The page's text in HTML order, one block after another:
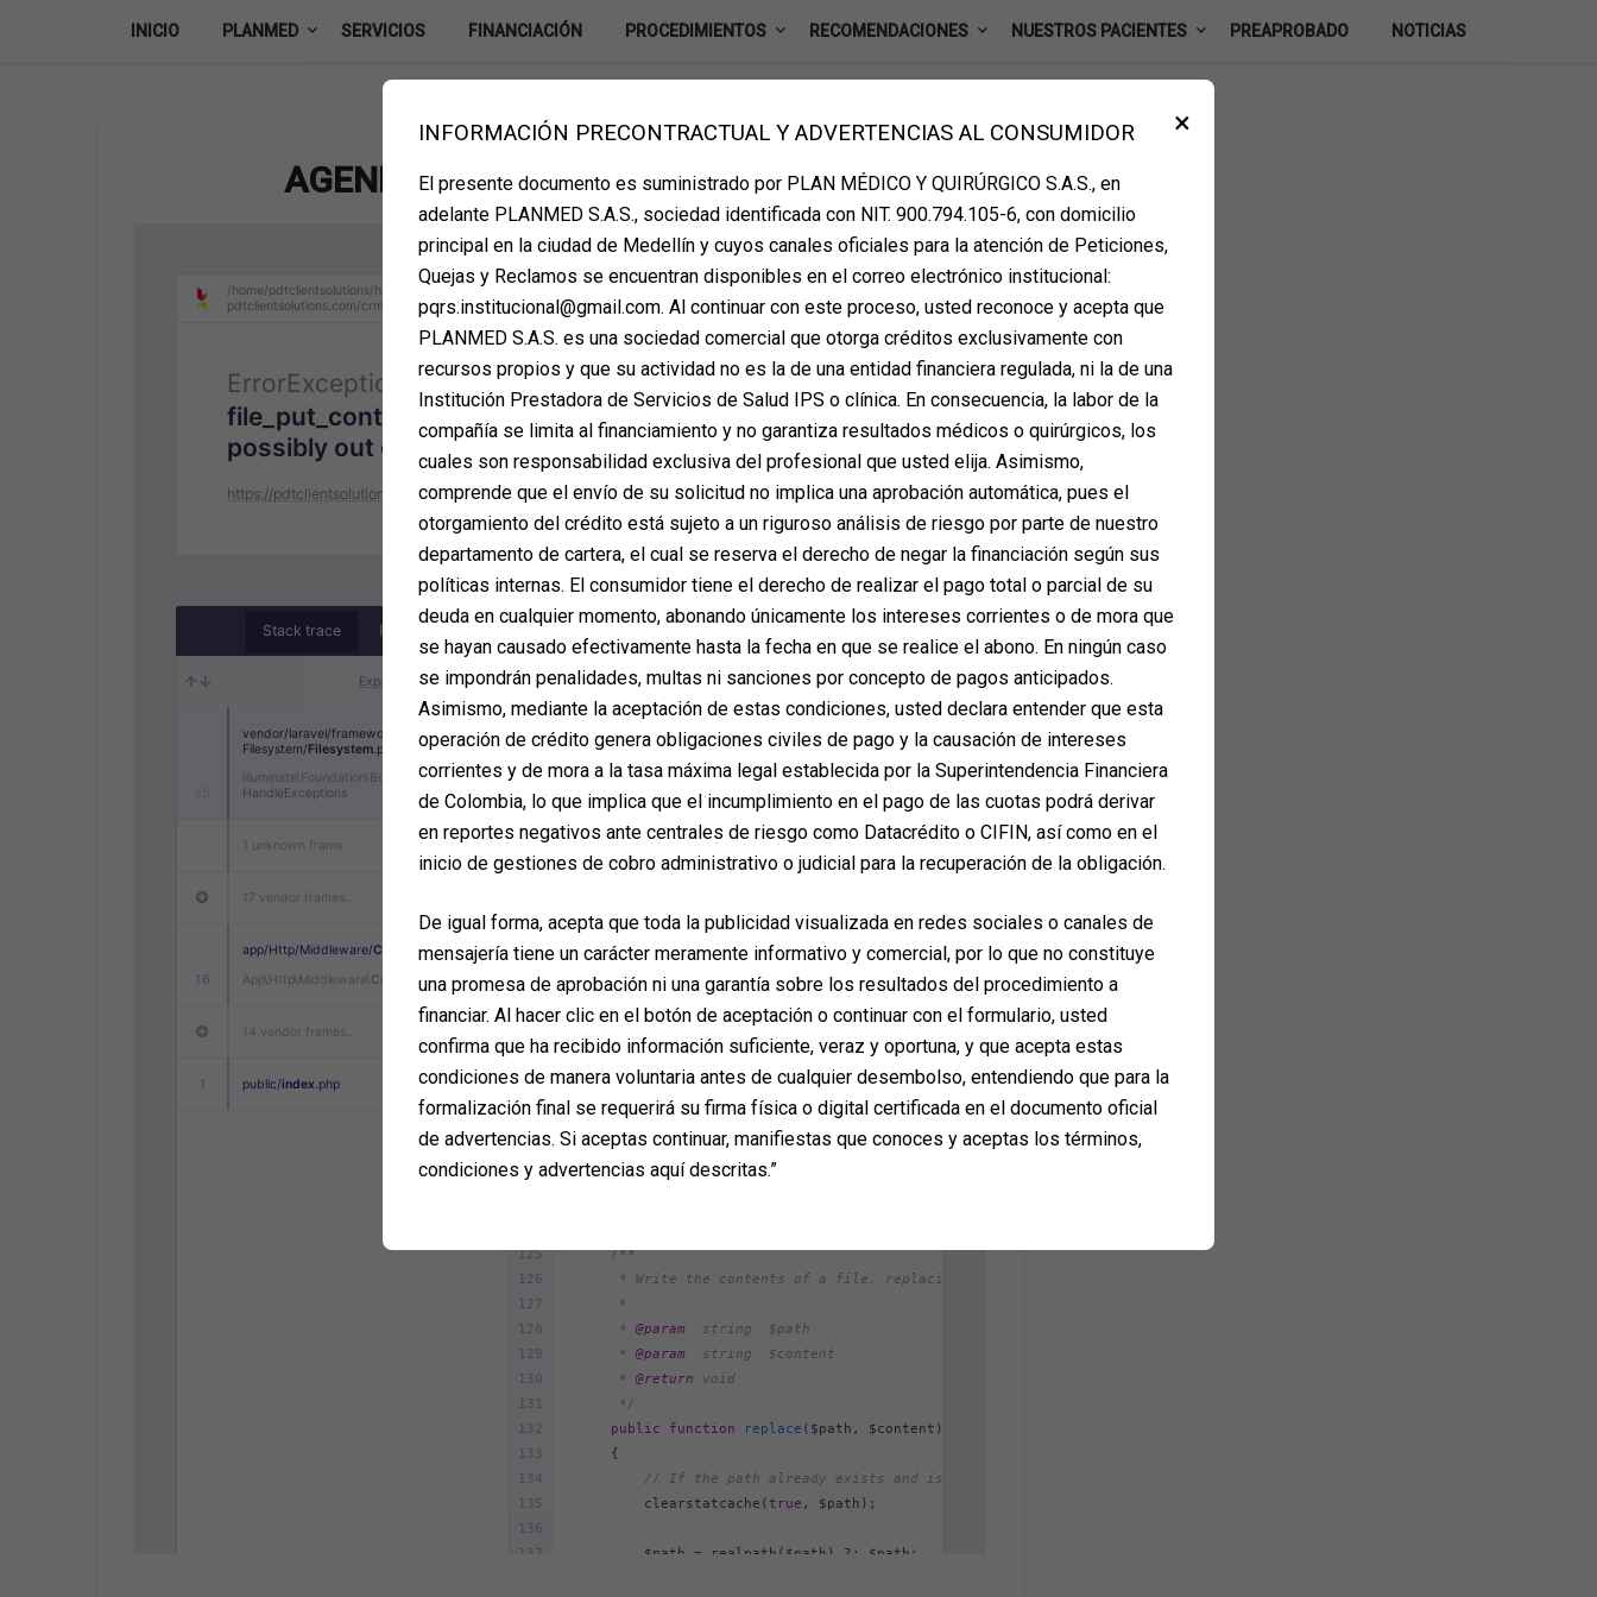
INICIO PLANMED SERVICIOS FINANCIACIÓN PROCEDIMIENTOS RECOMENDACIONES NUESTROS PACIENTES PREAPROBADO NOTICIAS
AGENDA TU CITA DE VALORACION
×
INFORMACIÓN PRECONTRACTUAL Y ADVERTENCIAS AL CONSUMIDOR
El presente documento es suministrado por PLAN MÉDICO Y QUIRÚRGICO S.A.S., en
adelante PLANMED S.A.S., sociedad identificada con NIT. 900.794.105-6, con domicilio
principal en la ciudad de Medellín y cuyos canales oficiales para la atención de Peticiones,
Quejas y Reclamos se encuentran disponibles en el correo electrónico institucional:
pqrs.institucional@gmail.com. Al continuar con este proceso, usted reconoce y acepta que
PLANMED S.A.S. es una sociedad comercial que otorga créditos exclusivamente con
recursos propios y que su actividad no es la de una entidad financiera regulada, ni la de una
Institución Prestadora de Servicios de Salud IPS o clínica. En consecuencia, la labor de la
compañía se limita al financiamiento y no garantiza resultados médicos o quirúrgicos, los
cuales son responsabilidad exclusiva del profesional que usted elija. Asimismo,
comprende que el envío de su solicitud no implica una aprobación automática, pues el
otorgamiento del crédito está sujeto a un riguroso análisis de riesgo por parte de nuestro
departamento de cartera, el cual se reserva el derecho de negar la financiación según sus
políticas internas. El consumidor tiene el derecho de realizar el pago total o parcial de su
deuda en cualquier momento, abonando únicamente los intereses corrientes o de mora que
se hayan causado efectivamente hasta la fecha en que se realice el abono. En ningún caso
se impondrán penalidades, multas ni sanciones por concepto de pagos anticipados.
Asimismo, mediante la aceptación de estas condiciones, usted declara entender que esta
operación de crédito genera obligaciones civiles de pago y la causación de intereses
corrientes y de mora a la tasa máxima legal establecida por la Superintendencia Financiera
de Colombia, lo que implica que el incumplimiento en el pago de las cuotas podrá derivar
en reportes negativos ante centrales de riesgo como Datacrédito o CIFIN, así como en el
inicio de gestiones de cobro administrativo o judicial para la recuperación de la obligación.
De igual forma, acepta que toda la publicidad visualizada en redes sociales o canales de
mensajería tiene un carácter meramente informativo y comercial, por lo que no constituye
una promesa de aprobación ni una garantía sobre los resultados del procedimiento a
financiar. Al hacer clic en el botón de aceptación o continuar con el formulario, usted
confirma que ha recibido información suficiente, veraz y oportuna, y que acepta estas
condiciones de manera voluntaria antes de cualquier desembolso, entendiendo que para la
formalización final se requerirá su firma física o digital certificada en el documento oficial
de advertencias. Si aceptas continuar, manifiestas que conoces y aceptas los términos,
condiciones y advertencias aquí descritas.”